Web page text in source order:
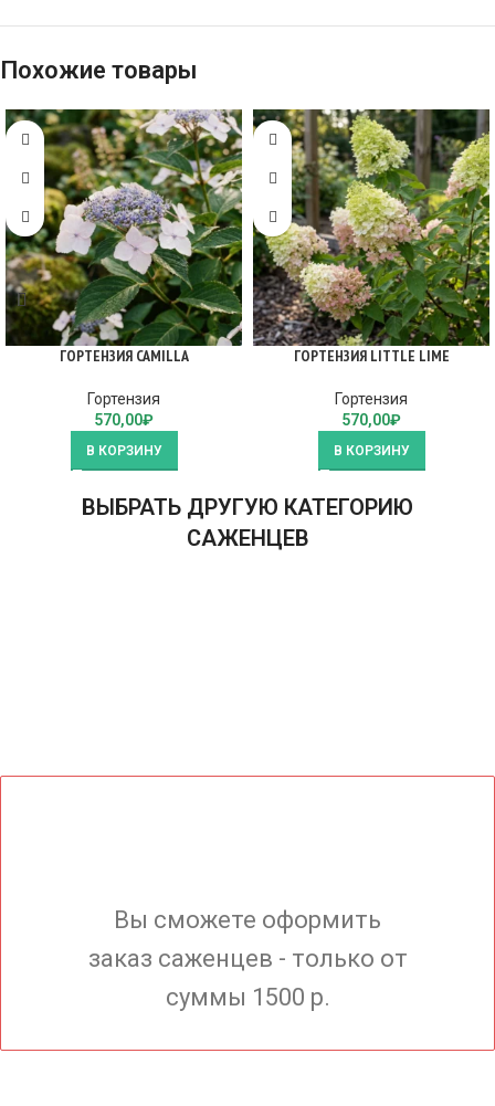
Похожие товары
ГОРТЕНЗИЯ CAMILLA
Гортензия
570,00₽
В КОРЗИНУ
ГОРТЕНЗИЯ LITTLE LIME
Гортензия
570,00₽
В КОРЗИНУ
ВЫБРАТЬ ДРУГУЮ КАТЕГОРИЮ
САЖЕНЦЕВ
Вы сможете оформить
заказ саженцев - только от
суммы 1500 р.